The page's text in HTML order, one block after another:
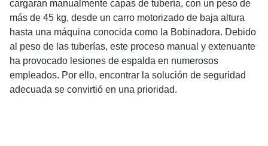
cargaran manualmente capas de tubería, con un peso de
más de 45 kg, desde un carro motorizado de baja altura
hasta una máquina conocida como la Bobinadora. Debido
al peso de las tuberías, este proceso manual y extenuante
ha provocado lesiones de espalda en numerosos
empleados. Por ello, encontrar la solución de seguridad
adecuada se convirtió en una prioridad.